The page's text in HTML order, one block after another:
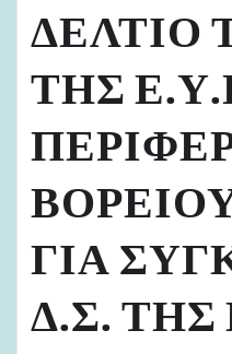
ΔΕΛΤΙΟ
ΤΗΣ
ΓΙΑ
Δ.Σ.